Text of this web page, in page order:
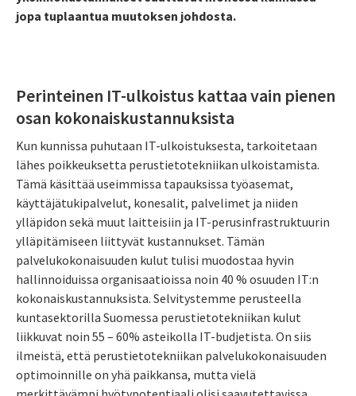
jopa tuplaantua muutoksen johdosta.
Perinteinen IT-ulkoistus kattaa vain pienen
osan kokonaiskustannuksista
Kun kunnissa puhutaan IT-ulkoistuksesta, tarkoitetaan
lähes poikkeuksetta perustietotekniikan ulkoistamista.
Tämä käsittää useimmissa tapauksissa työasemat,
käyttäjätukipalvelut, konesalit, palvelimet ja niiden
ylläpidon sekä muut laitteisiin ja IT-perusinfrastruktuurin
ylläpitämiseen liittyvät kustannukset. Tämän
palvelukokonaisuuden kulut tulisi muodostaa hyvin
hallinnoiduissa organisaatioissa noin 40 % osuuden IT:n
kokonaiskustannuksista. Selvitystemme perusteella
kuntasektorilla Suomessa perustietotekniikan kulut
liikkuvat noin 55 – 60% asteikolla IT-budjetista. On siis
ilmeistä, että perustietotekniikan palvelukokonaisuuden
optimoinnille on yhä paikkansa, mutta vielä